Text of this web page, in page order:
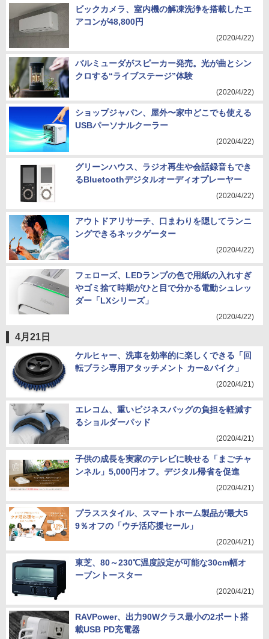
ビックカメラ、室内機の解凍洗浄を搭載したエ
アコンが48,800円
(2020/4/22)
バルミューダがスピーカー発売。光が曲とシン
クロする“ライブステージ”体験
(2020/4/22)
ショップジャパン、屋外〜家中どこでも使える
USBパーソナルクーラー
(2020/4/22)
グリーンハウス、ラジオ再生や会話録音もでき
るBluetoothデジタルオーディオプレーヤー
(2020/4/22)
アウトドアリサーチ、口まわりを隠してランニ
ングできるネックゲーター
(2020/4/22)
フェローズ、LEDランプの色で用紙の入れすぎ
やゴミ捨て時期がひと目で分かる電動シュレッ
ダー「LXシリーズ」
(2020/4/22)
4月21日
ケルヒャー、洗車を効率的に楽しくできる「回
転ブラシ専用アタッチメント カー&バイク」
(2020/4/21)
エレコム、重いビジネスバッグの負担を軽減す
るショルダーパッド
(2020/4/21)
子供の成長を実家のテレビに映せる「まごチャ
ンネル」5,000円オフ。デジタル帰省を促進
(2020/4/21)
プラススタイル、スマートホーム製品が最大5
9％オフの「ウチ活応援セール」
(2020/4/21)
東芝、80～230℃温度設定が可能な30cm幅オ
ーブントースター
(2020/4/21)
RAVPower、出力90Wクラス最小の2ポート搭
載USB PD充電器